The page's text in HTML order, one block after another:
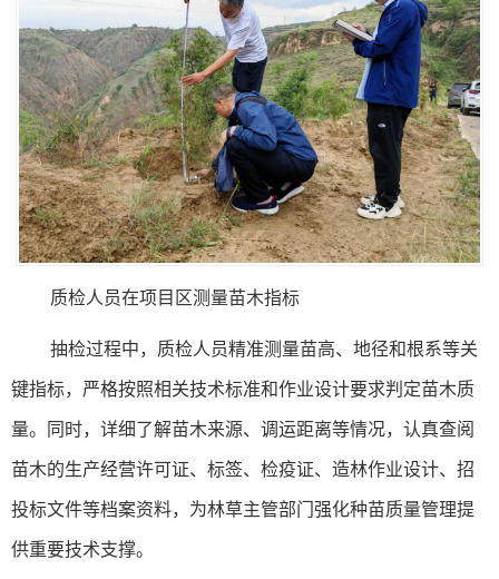
质检人员在项目区测量苗木指标
抽检过程中，质检人员精准测量苗高、地径和根系等关
键指标，严格按照相关技术标准和作业设计要求判定苗木质
量。同时，详细了解苗木来源、调运距离等情况，认真查阅
苗木的生产经营许可证、标签、检疫证、造林作业设计、招
投标文件等档案资料，为林草主管部门强化种苗质量管理提
供重要技术支撑。